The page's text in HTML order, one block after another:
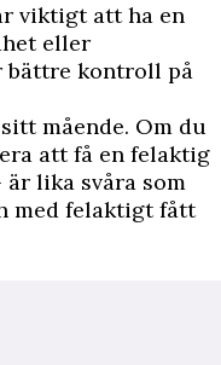
viktigt att ha en
eller
bättre kontroll på
mående. Om du
att få en felaktig
är lika svåra som
med felaktigt fått